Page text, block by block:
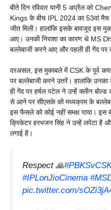
बीते दिन रविवार यानी 5 अप्रैल को
Kings के बीच IPL 2024 का 53वां
जीत मिली। हालांकि इसके बावजूद इस
आए। उनकी निराशा का कारण थे MS
बल्लेबाजी करने आए और पहली ही गेंद पर
दरअसल, इस मुकाबले में CSK के पूर्व
पर बल्लेबाजी करने उतरें। हालांकि उनका
ही गेंद पर हर्षल पटेल ने उन्हें क्लीन
से आने पर सीएसके को मध्यक्रम के
इस फैसले को कोई नहीं समक्ष पाया। इस
क्रिकेटर हरभजन सिंह ने उन्हें लपेटा है
लगाई है।
Respect 🙏
#IPLonJioCinema
pic.twitter.com/